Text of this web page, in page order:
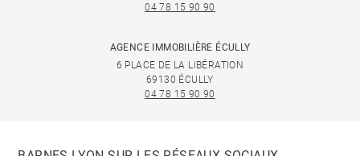
04 78 15 90 90
AGENCE IMMOBILIÈRE ÉCULLY
6 PLACE DE LA LIBÉRATION
69130 ÉCULLY
04 78 15 90 90